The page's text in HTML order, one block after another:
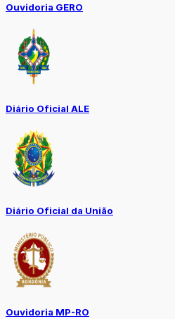
Ouvidoria GERO
Diário Oficial ALE
Diário Oficial da União
Ouvidoria MP-RO